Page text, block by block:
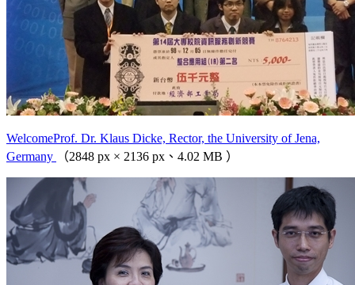
WelcomeProf. Dr. Klaus Dicke, Rector, the University of Jena,
Germany
（2848 px × 2136 px、4.02 MB ）